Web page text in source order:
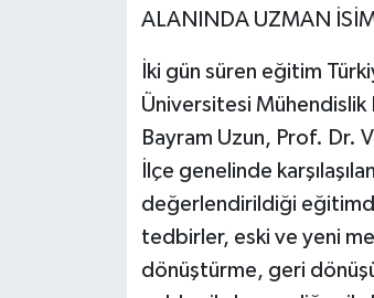
ALANINDA UZMAN
İki gün süren eğitim
Üniversitesi Mühendislik
Bayram Uzun, Prof. Dr.
İlçe genelinde
değerlendirildiği
tedbirler, eski ve yeni
dönüştürme, geri